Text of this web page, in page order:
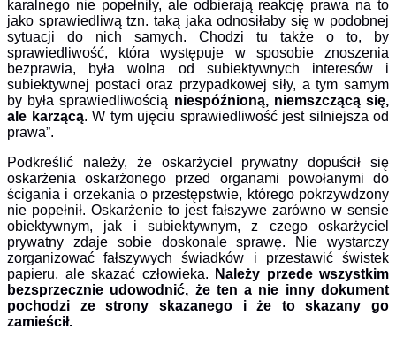
karalnego nie popełniły, ale odbierają reakcję prawa na to
jako sprawiedliwą tzn. taką jaka odnosiłaby się w podobnej
sytuacji do nich samych. Chodzi tu także o to, by
sprawiedliwość, która występuje w sposobie znoszenia
bezprawia, była wolna od subiektywnych interesów i
subiektywnej postaci oraz przypadkowej siły, a tym samym
by była sprawiedliwością niespóźnioną, niemszczącą się,
ale karzącą. W tym ujęciu sprawiedliwość jest silniejsza od
prawa”.
Podkreślić należy, że oskarżyciel prywatny dopuścił się
oskarżenia oskarżonego przed organami powołanymi do
ścigania i orzekania o przestępstwie, którego pokrzywdzony
nie popełnił. Oskarżenie to jest fałszywe zarówno w sensie
obiektywnym, jak i subiektywnym, z czego oskarżyciel
prywatny zdaje sobie doskonale sprawę. Nie wystarczy
zorganizować fałszywych świadków i przestawić świstek
papieru, ale skazać człowieka.
Należy przede wszystkim
bezsprzecznie udowodnić, że ten a nie inny dokument
pochodzi ze strony skazanego i że to skazany go
zamieścił.